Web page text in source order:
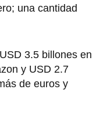
una cantidad
3.5 billones en
y USD 2.7
de euros y